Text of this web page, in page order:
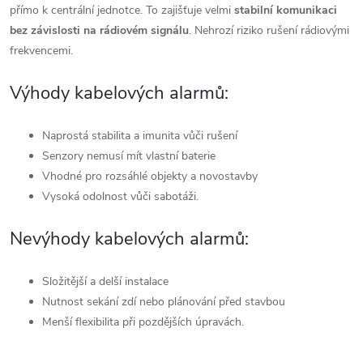
přímo k centrální jednotce. To zajišťuje velmi stabilní komunikaci
bez závislosti na rádiovém signálu. Nehrozí riziko rušení rádiovými
frekvencemi.
Výhody kabelových alarmů:
Naprostá stabilita a imunita vůči rušení
Senzory nemusí mít vlastní baterie
Vhodné pro rozsáhlé objekty a novostavby
Vysoká odolnost vůči sabotáži.
Nevýhody kabelových alarmů:
Složitější a delší instalace
Nutnost sekání zdí nebo plánování před stavbou
Menší flexibilita při pozdějších úpravách.